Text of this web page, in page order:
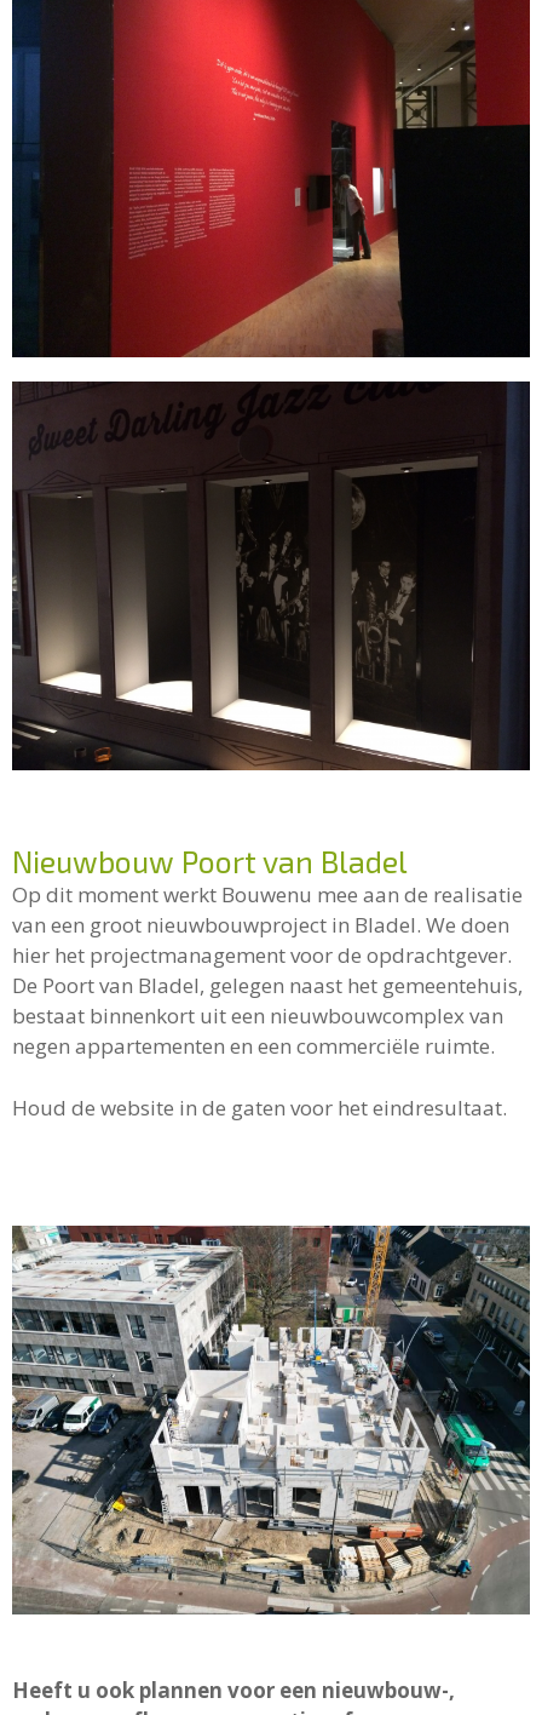
Nieuwbouw Poort van Bladel
Op dit moment werkt Bouwenu mee aan de realisatie
van een groot nieuwbouwproject in Bladel. We doen
hier het projectmanagement voor de opdrachtgever.
De Poort van Bladel, gelegen naast het gemeentehuis,
bestaat binnenkort uit een nieuwbouwcomplex van
negen appartementen en een commerciële ruimte.
Houd de website in de gaten voor het eindresultaat.
Heeft u ook plannen voor een nieuwbouw-,